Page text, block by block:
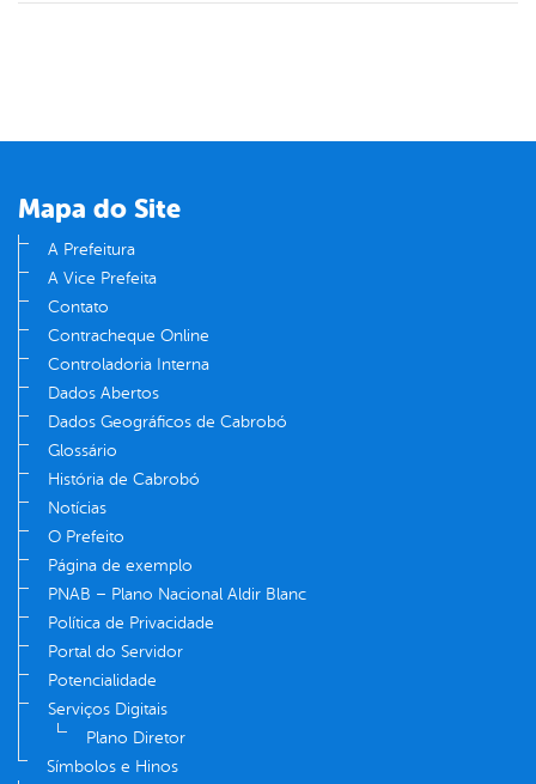
Mapa do Site
A Prefeitura
A Vice Prefeita
Contato
Contracheque Online
Controladoria Interna
Dados Abertos
Dados Geográficos de Cabrobó
Glossário
História de Cabrobó
Notícias
O Prefeito
Página de exemplo
PNAB – Plano Nacional Aldir Blanc
Política de Privacidade
Portal do Servidor
Potencialidade
Serviços Digitais
Plano Diretor
Símbolos e Hinos